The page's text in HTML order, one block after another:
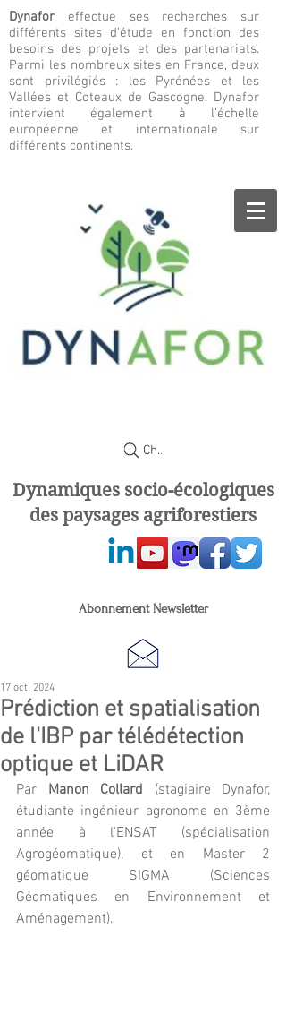
Dynafor effectue ses recherches sur
différents sites d’étude en fonction des
besoins des projets et des partenariats.
Parmi les nombreux sites en France, deux
sont privilégiés : les Pyrénées et les
Vallées et Coteaux de Gascogne. Dynafor
intervient également à l’échelle
européenne et internationale sur
différents continents.
Chercher
Dynamiques socio-écologiques
des paysages agriforestiers
Abonnement Newsletter
Prédiction et spatialisation
de l'IBP par télédétection
optique et LiDAR
17 oct. 2024
Par Manon Collard (stagiaire Dynafor,
étudiante ingénieur agronome en 3ème
année à l'ENSAT (spécialisation
Agrogéomatique), et en Master 2
géomatique SIGMA (Sciences
Géomatiques en Environnement et
Aménagement).